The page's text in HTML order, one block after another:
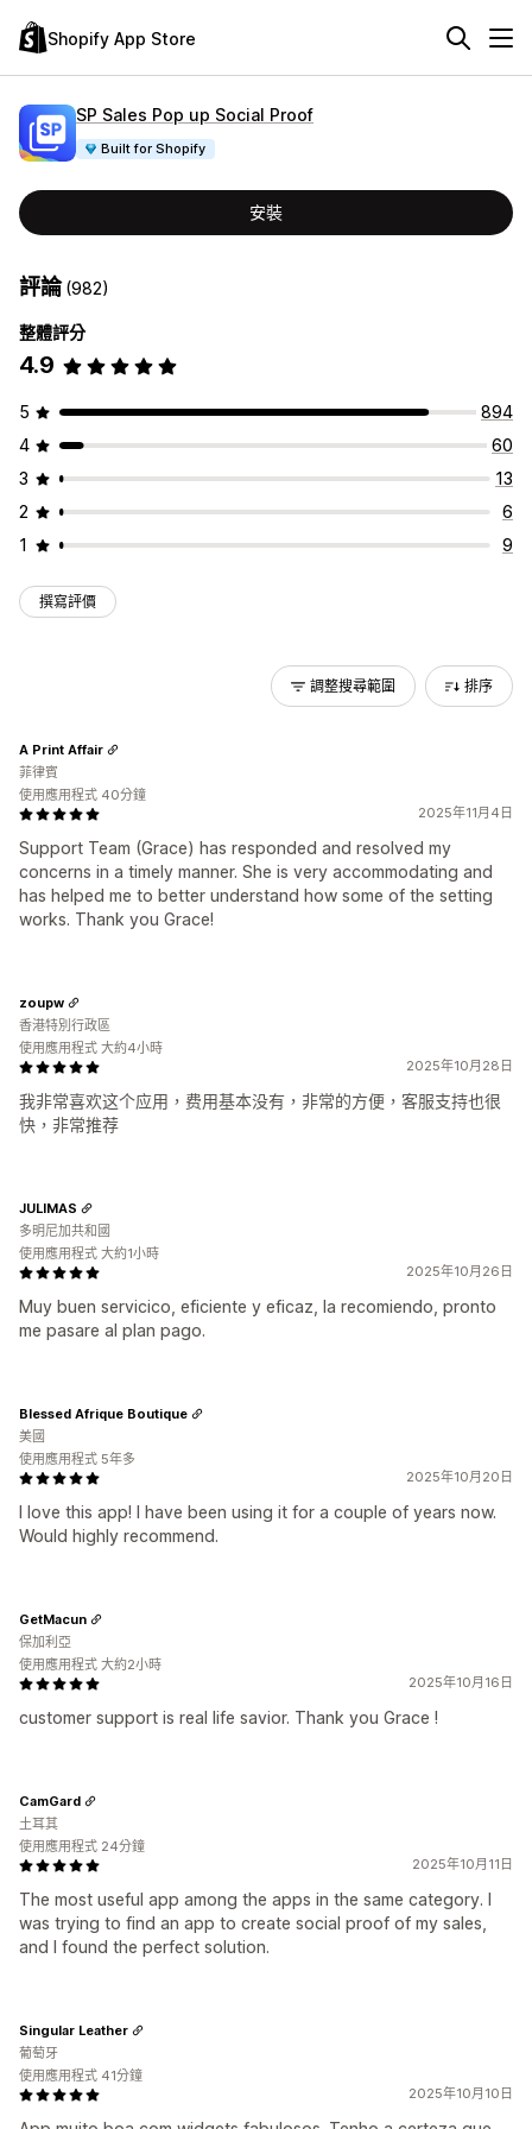
Shopify App Store
SP Sales Pop up Social Proof
Built for Shopify
安裝
評論(982)
整體評分
4.9
5
894
4
60
3
13
2
6
1
9
撰寫評價
調整搜尋範圍 排序
2025年11月4日
Support Team (Grace) has responded and resolved my
concerns in a timely manner. She is very accommodating and
has helped me to better understand how some of the setting
works. Thank you Grace!
A Print Affair
菲律賓
使用應用程式 40分鐘
2025年10月28日
我非常喜欢这个应用，费用基本没有，非常的方便，客服支持也很
快，非常推荐
zoupw
香港特別行政區
使用應用程式 大約4小時
2025年10月26日
Muy buen servicico, eficiente y eficaz, la recomiendo, pronto
me pasare al plan pago.
JULIMAS
多明尼加共和國
使用應用程式 大約1小時
2025年10月20日
I love this app! I have been using it for a couple of years now.
Would highly recommend.
Blessed Afrique Boutique
美國
使用應用程式 5年多
2025年10月16日
customer support is real life savior. Thank you Grace !
GetMacun
保加利亞
使用應用程式 大約2小時
2025年10月11日
The most useful app among the apps in the same category. I
was trying to find an app to create social proof of my sales,
and I found the perfect solution.
CamGard
土耳其
使用應用程式 24分鐘
2025年10月10日
Singular Leather
葡萄牙
使用應用程式 41分鐘